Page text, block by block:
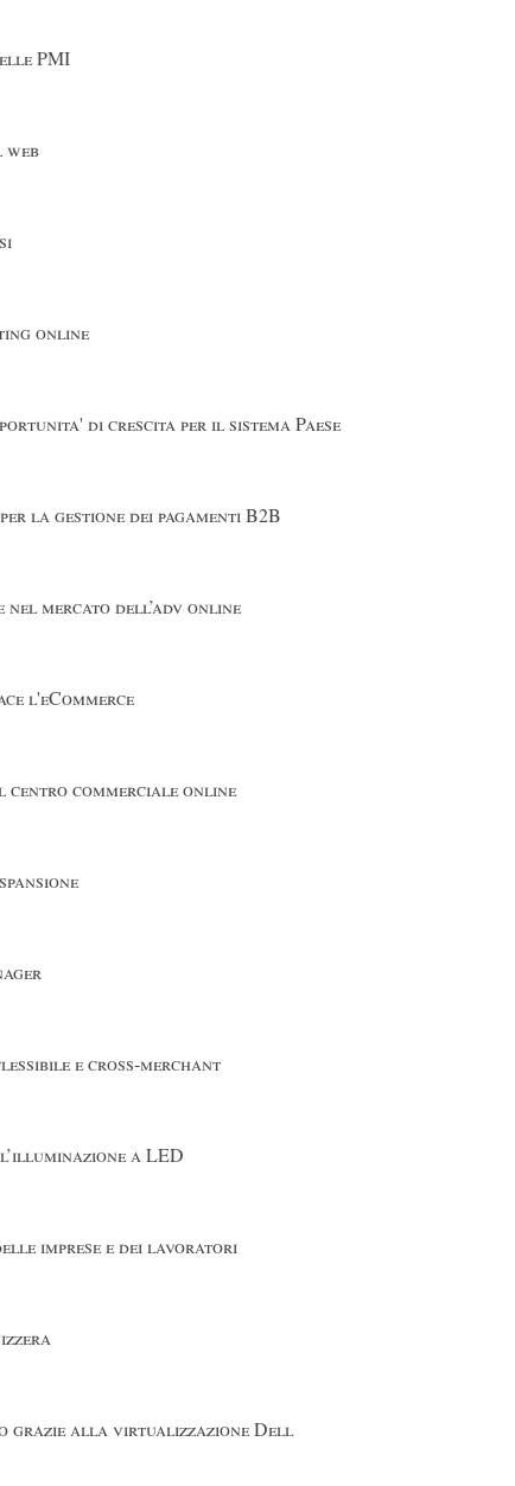
PMI
online
di crescita per il sistema Paese
la gestione dei pagamenti B2B
mercato dell’adv online
l'eCommerce
centro commerciale online
e cross-merchant
a LED
imprese e dei lavoratori
grazie alla virtualizzazione Dell